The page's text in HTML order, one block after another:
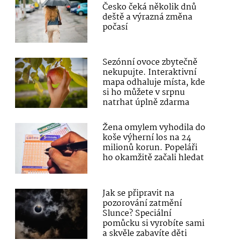
Česko čeká několik dnů
deště a výrazná změna
počasí
Sezónní ovoce zbytečně
nekupujte. Interaktivní
mapa odhaluje místa, kde
si ho můžete v srpnu
natrhat úplně zdarma
Žena omylem vyhodila do
koše výherní los na 24
milionů korun. Popeláři
ho okamžitě začali hledat
Jak se připravit na
pozorování zatmění
Slunce? Speciální
pomůcku si vyrobíte sami
a skvěle zabavíte děti